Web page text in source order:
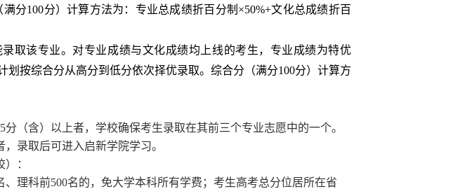
满分100分）计算方法为：专业总成绩折百分制×50%+文化总成绩折百
取该专业。对专业成绩与文化成绩均上线的考生，专业成绩为特优
按综合分从高分到低分依次择优录取。综合分（满分100分）计算方
分（含）以上者，学校确保考生录取在其前三个专业志愿中的一个。
录取后可进入启新学院学习。
：
、理科前500名的，免大学本科所有学费；考生高考总分位居所在省